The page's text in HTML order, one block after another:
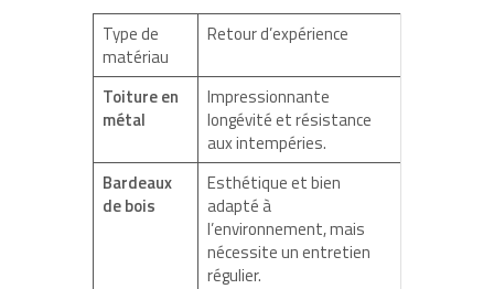
Type de
matériau
Retour d’expérience
Toiture en
métal
Impressionnante
longévité et résistance
aux intempéries.
Bardeaux
de bois
Esthétique et bien
adapté à
l’environnement, mais
nécessite un entretien
régulier.